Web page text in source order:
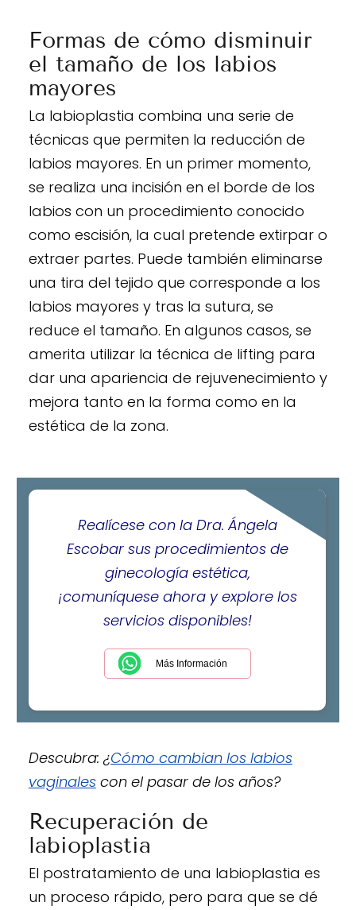
Formas de cómo disminuir
el tamaño de los labios
mayores
La labioplastia combina una serie de
técnicas que permiten la reducción de
labios mayores. En un primer momento,
se realiza una incisión en el borde de los
labios con un procedimiento conocido
como escisión, la cual pretende extirpar o
extraer partes. Puede también eliminarse
una tira del tejido que corresponde a los
labios mayores y tras la sutura, se
reduce el tamaño. En algunos casos, se
amerita utilizar la técnica de lifting para
dar una apariencia de rejuvenecimiento y
mejora tanto en la forma como en la
estética de la zona.
Realícese con la Dra. Ángela
Escobar sus procedimientos de
ginecología estética,
¡comuníquese ahora y explore los
servicios disponibles!
Más Información
Descubra: ¿Cómo cambian los labios
vaginalescon el pasar de los años?
Recuperación de
labioplastia
El postratamiento de una labioplastia es
un proceso rápido, pero para que se dé